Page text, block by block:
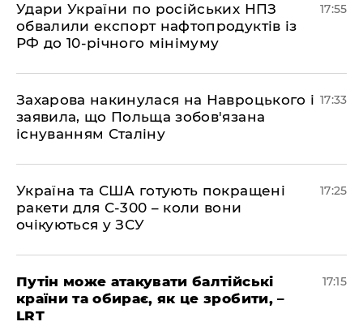
​Удари України по російських НПЗ
обвалили експорт нафтопродуктів із
РФ до 10-річного мінімуму
17:55
​Захарова накинулася на Навроцького і
заявила, що Польща зобов'язана
існуванням Сталіну
17:33
​Україна та США готують покращені
ракети для С-300 – коли вони
очікуються у ЗСУ
17:25
​Путін може атакувати балтійські
країни та обирає, як це зробити, –
LRT
17:15